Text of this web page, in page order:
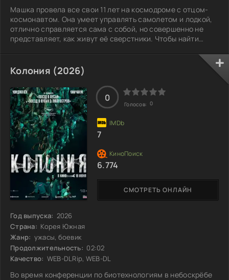
Машка провела все свои 11 лет на космодроме с отцом-
космонавтом. Она умеет управлять самолетом и лодкой,
отлично справляется сама с собой, но совершенно не
представляет, как живут её сверстники. Чтобы найти
девочка решает пойти в школу в Петербурге. Здесь её
ждут не только новые знакомства, но и множество
неожиданных ситуаций. Как Машка справится с мелочами
повседневной жизни и найдет общий язык с
одноклассниками, которых она никогда не знала?
Колония (2026)
Год выпуска: 2026
Страна: Корея Южная
Жанр: ужасы, боевик
Продолжительность: 02:02
Качество: WEB-DLRip, WEB-DL
Во время конференции по биотехнологиям в небоскрёбе
СМОТРЕТЬ ОНЛАЙН
0
Голосов: 0
7
6.774